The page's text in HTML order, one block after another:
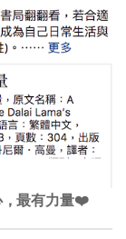
，最有力量❤️